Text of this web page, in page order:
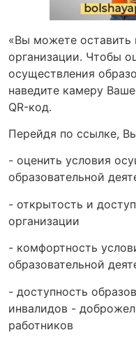
«Вы можете оставить
организации. Чтобы
осуществления
наведите камеру
QR-код.
Перейдя по ссылке,
- оценить условия
образовательной
- открытость и
организации
- комфортность
образовательной
- доступность
инвалидов -
работников